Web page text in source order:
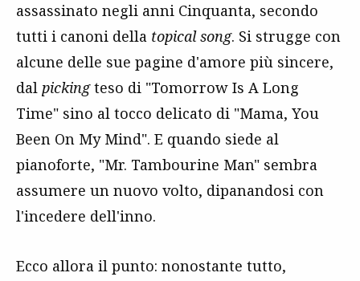
assassinato negli anni Cinquanta, secondo
tutti i canoni della topical song. Si strugge con
alcune delle sue pagine d'amore più sincere,
dal pickingteso di "Tomorrow Is A Long
Time" sino al tocco delicato di "Mama, You
Been On My Mind". E quando siede al
pianoforte, "Mr. Tambourine Man" sembra
assumere un nuovo volto, dipanandosi con
l'incedere dell'inno.
Ecco allora il punto: nonostante tutto,